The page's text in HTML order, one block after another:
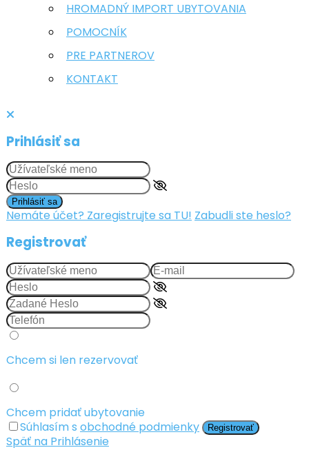
HROMADNÝ IMPORT UBYTOVANIA
POMOCNÍK
PRE PARTNEROV
KONTAKT
Prihlásiť sa
Prihlásiť sa
Nemáte účet? Zaregistrujte sa TU! Zabudli ste heslo?
Registrovať
Chcem si len rezervovať
Chcem pridať ubytovanie
Súhlasím s obchodné podmienky Registrovať
Späť na Prihlásenie